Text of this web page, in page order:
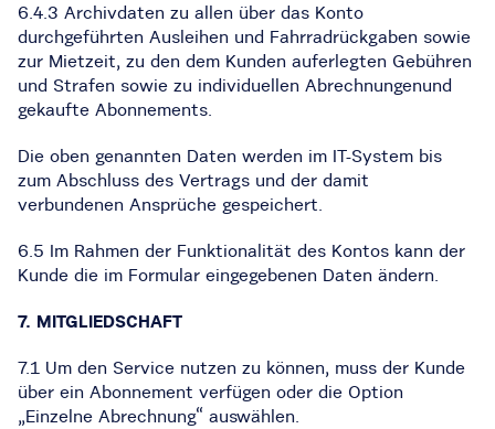
6.4.3 Archivdaten zu allen über das Konto
durchgeführten Ausleihen und Fahrradrückgaben sowie
zur Mietzeit, zu den dem Kunden auferlegten Gebühren
und Strafen sowie zu individuellen Abrechnungenund
gekaufte Abonnements.
Die oben genannten Daten werden im IT-System bis
zum Abschluss des Vertrags und der damit
verbundenen Ansprüche gespeichert.
6.5 Im Rahmen der Funktionalität des Kontos kann der
Kunde die im Formular eingegebenen Daten ändern.
7. MITGLIEDSCHAFT
7.1 Um den Service nutzen zu können, muss der Kunde
über ein Abonnement verfügen oder die Option
„Einzelne Abrechnung“ auswählen.